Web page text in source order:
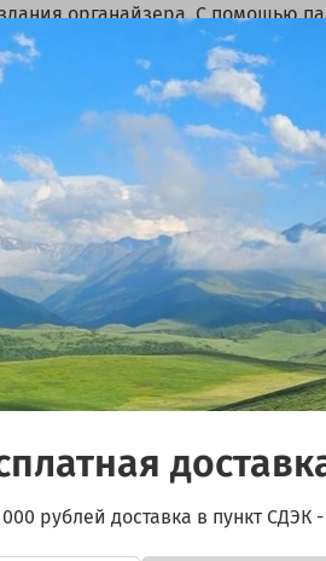
органайзера. С помощью
карабинами.
пластиком обшивки к
пластик толщиной 2мм.
возможных ударов, а так же для
объем на окнах в удобный
рублей доставка в пункт СДЭК